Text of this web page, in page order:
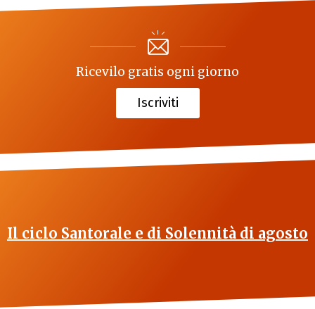
Ricevilo gratis ogni giorno
Iscriviti
Il ciclo Santorale e di Solennità di agosto